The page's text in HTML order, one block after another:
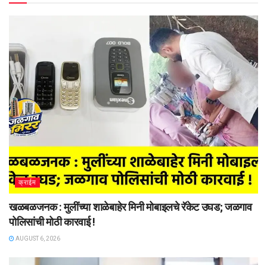
क्राईम
खळबळजनक : मुलींच्या शाळेबाहेर मिनी मोबाइलचे रॅकेट उघड; जळगाव
पोलिसांची मोठी कारवाई !
AUGUST 6, 2026